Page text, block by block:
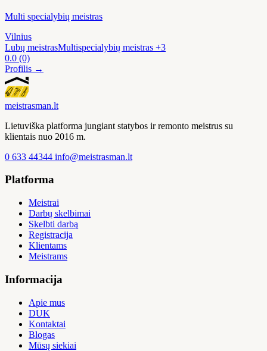
Multi specialybių meistras
Vilnius
Lubų meistrasMultispecialybių meistras +3
0.0 (0)
Profilis →
meistrasman.lt
Lietuviška platforma jungiant statybos ir remonto meistrus su
klientais nuo 2016 m.
0 633 44344 info@meistrasman.lt
Platforma
Meistrai
Darbų skelbimai
Skelbti darbą
Registracija
Klientams
Meistrams
Informacija
Apie mus
DUK
Kontaktai
Blogas
Mūsų siekiai